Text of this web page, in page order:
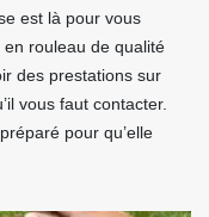
est là pour vous
rouleau de qualité
des prestations sur
vous faut contacter.
pour qu’elle